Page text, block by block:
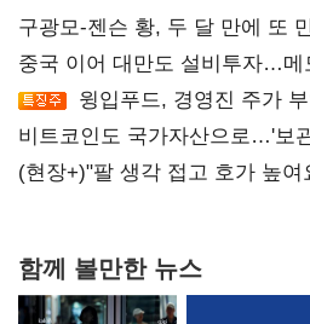
구광모-젠슨 황, 두 달 만에 또
중국 이어 대만도 설비투자…메
윙입푸드, 경영진 주가
비트코인도 국가자산으로…'보
숙제
(현장+)"팔 생각 접고 호가 높
함께 볼만한 뉴스